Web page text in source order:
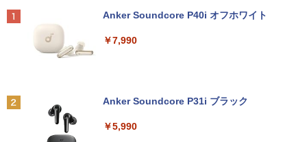
Anker Soundcore P40i オフホワイト
￥7,990
Anker Soundcore P31i ブラック
￥5,990